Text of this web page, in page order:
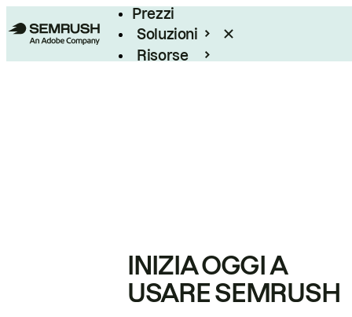
Prezzi
Soluzioni
Risorse
INIZIA OGGI A
USARE SEMRUSH